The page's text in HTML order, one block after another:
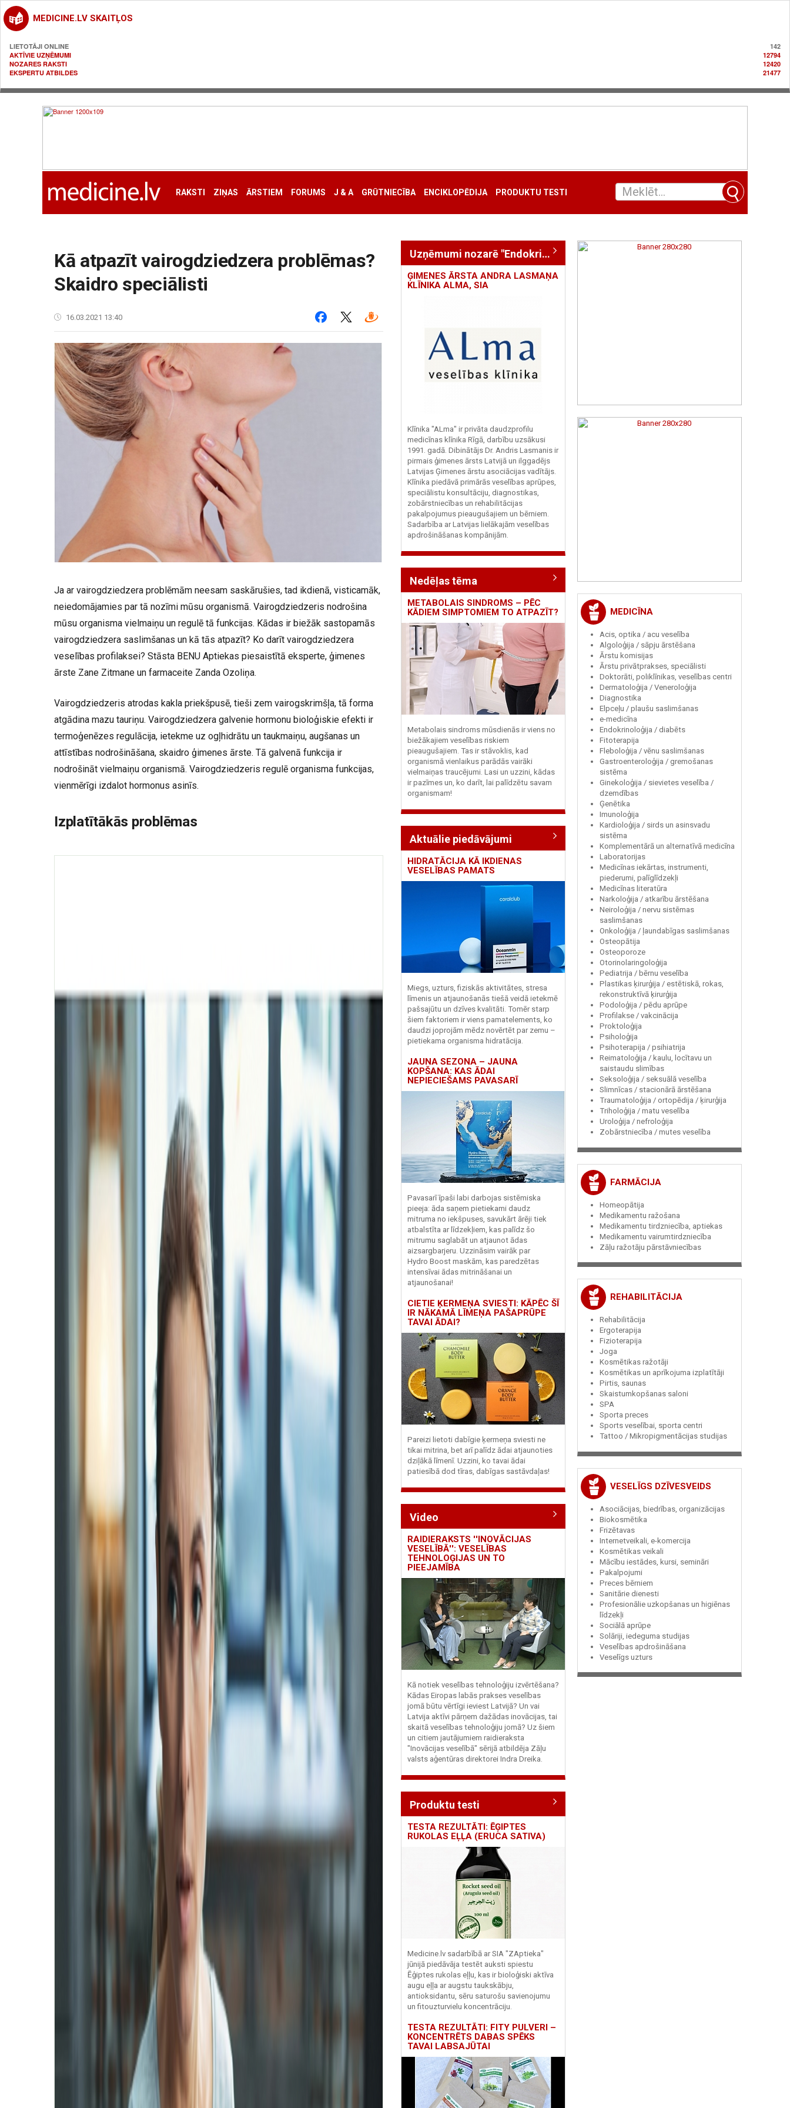
MEDICINE.LV SKAITĻOS
LIETOTĀJI ONLINE
142
AKTĪVIE UZŅĒMUMI
12794
NOZARES RAKSTI
12420
EKSPERTU ATBILDES
21477
RAKSTI ZIŅAS ĀRSTIEM FORUMS J & A GRŪTNIECĪBA ENCIKLOPĒDIJA PRODUKTU TESTI
Kā atpazīt vairogdziedzera problēmas?
Skaidro speciālisti
16.03.2021 13:40
Ja ar vairogdziedzera problēmām neesam saskārušies, tad ikdienā, visticamāk,
neiedomājamies par tā nozīmi mūsu organismā. Vairogdziedzeris nodrošina
mūsu organisma vielmaiņu un regulē tā funkcijas. Kādas ir biežāk sastopamās
vairogdziedzera saslimšanas un kā tās atpazīt? Ko darīt vairogdziedzera
veselības profilaksei? Stāsta BENU Aptiekas piesaistītā eksperte, ģimenes
ārste Zane Zitmane un farmaceite Zanda Ozoliņa.
Vairogdziedzeris atrodas kakla priekšpusē, tieši zem vairogskrimšļa, tā forma
atgādina mazu tauriņu. Vairogdziedzera galvenie hormonu bioloģiskie efekti ir
termoģenēzes regulācija, ietekme uz ogļhidrātu un taukmaiņu, augšanas un
attīstības nodrošināšana, skaidro ģimenes ārste. Tā galvenā funkcija ir
nodrošināt vielmaiņu organismā. Vairogdziedzeris regulē organisma funkcijas,
vienmērīgi izdalot hormonus asinīs.
Izplatītākās problēmas
Uzņēmumi nozarē "Endokrinoloģija / diabēts"
ĢIMENES ĀRSTA ANDRA LASMAŅA
KLĪNIKA ALMA, SIA
Klīnika "ALma" ir privāta daudzprofilu
medicīnas klīnika Rīgā, darbību uzsākusi
1991. gadā. Dibinātājs Dr. Andris Lasmanis ir
pirmais ģimenes ārsts Latvijā un ilggadējs
Latvijas Ģimenes ārstu asociācijas vadītājs.
Klīnika piedāvā primārās veselības aprūpes,
speciālistu konsultāciju, diagnostikas,
zobārstniecības un rehabilitācijas
pakalpojumus pieaugušajiem un bērniem.
Sadarbība ar Latvijas lielākajām veselības
apdrošināšanas kompānijām.
Nedēļas tēma
METABOLAIS SINDROMS – PĒC
KĀDIEM SIMPTOMIEM TO ATPAZĪT?
Metabolais sindroms mūsdienās ir viens no
biežākajiem veselības riskiem
pieaugušajiem. Tas ir stāvoklis, kad
organismā vienlaikus parādās vairāki
vielmaiņas traucējumi. Lasi un uzzini, kādas
ir pazīmes un, ko darīt, lai palīdzētu savam
organismam!
Aktuālie piedāvājumi
HIDRATĀCIJA KĀ IKDIENAS
VESELĪBAS PAMATS
Miegs, uzturs, fiziskās aktivitātes, stresa
līmenis un atjaunošanās tiešā veidā ietekmē
pašsajūtu un dzīves kvalitāti. Tomēr starp
šiem faktoriem ir viens pamatelements, ko
daudzi joprojām mēdz novērtēt par zemu –
pietiekama organisma hidratācija.
JAUNA SEZONA – JAUNA
KOPŠANA: KAS ĀDAI
NEPIECIEŠAMS PAVASARĪ
Pavasarī īpaši labi darbojas sistēmiska
pieeja: āda saņem pietiekami daudz
mitruma no iekšpuses, savukārt ārēji tiek
atbalstīta ar līdzekļiem, kas palīdz šo
mitrumu saglabāt un atjaunot ādas
aizsargbarjeru. Uzzināsim vairāk par
Hydro Boost maskām, kas paredzētas
intensīvai ādas mitrināšanai un
atjaunošanai!
CIETIE ĶERMEŅA SVIESTI: KĀPĒC ŠĪ
IR NĀKAMĀ LĪMEŅA PAŠAPRŪPE
TAVAI ĀDAI?
Pareizi lietoti dabīgie ķermeņa sviesti ne
tikai mitrina, bet arī palīdz ādai atjaunoties
dziļākā līmenī. Uzzini, ko tavai ādai
patiesībā dod tīras, dabīgas sastāvdaļas!
Video
RAIDIERAKSTS ''INOVĀCIJAS
VESELĪBĀ'': VESELĪBAS
TEHNOLOĢIJAS UN TO
PIEEJAMĪBA
Kā notiek veselības tehnoloģiju izvērtēšana?
Kādas Eiropas labās prakses veselības
jomā būtu vērtīgi ieviest Latvijā? Un vai
Latvija aktīvi pārņem dažādas inovācijas, tai
skaitā veselības tehnoloģiju jomā? Uz šiem
un citiem jautājumiem raidieraksta
"Inovācijas veselībā" sērijā atbildēja Zāļu
valsts aģentūras direktorei Indra Dreika.
Produktu testi
TESTA REZULTĀTI: ĒĢIPTES
RUKOLAS EĻĻA (ERUCA SATIVA)
Medicine.lv sadarbībā ar SIA "ZAptieka"
jūnijā piedāvāja testēt auksti spiestu
Ēģiptes rukolas eļļu, kas ir bioloģiski aktīva
augu eļļa ar augstu taukskābju,
antioksidantu, sēru saturošu savienojumu
un fitouzturvielu koncentrāciju.
TESTA REZULTĀTI: FITY PULVERI –
KONCENTRĒTS DABAS SPĒKS
TAVAI LABSAJŪTAI
MEDICĪNA
Acis, optika / acu veselība
Algoloģija / sāpju ārstēšana
Ārstu komisijas
Ārstu privātprakses, speciālisti
Doktorāti, poliklīnikas, veselības centri
Dermatoloģija / Veneroloģija
Diagnostika
Elpceļu / plaušu saslimšanas
e-medicīna
Endokrinoloģija / diabēts
Fitoterapija
Fleboloģija / vēnu saslimšanas
Gastroenteroloģija / gremošanas
sistēma
Ginekoloģija / sievietes veselība /
dzemdības
Ģenētika
Imunoloģija
Kardioloģija / sirds un asinsvadu
sistēma
Komplementārā un alternatīvā medicīna
Laboratorijas
Medicīnas iekārtas, instrumenti,
piederumi, palīglīdzekļi
Medicīnas literatūra
Narkoloģija / atkarību ārstēšana
Neiroloģija / nervu sistēmas
saslimšanas
Onkoloģija / ļaundabīgas saslimšanas
Osteopātija
Osteoporoze
Otorinolaringoloģija
Pediatrija / bērnu veselība
Plastikas ķirurģija / estētiskā, rokas,
rekonstruktīvā ķirurģija
Podoloģija / pēdu aprūpe
Profilakse / vakcinācija
Proktoloģija
Psiholoģija
Psihoterapija / psihiatrija
Reimatoloģija / kaulu, locītavu un
saistaudu slimības
Seksoloģija / seksuālā veselība
Slimnīcas / stacionārā ārstēšana
Traumatoloģija / ortopēdija / ķirurģija
Triholoģija / matu veselība
Uroloģija / nefroloģija
Zobārstniecība / mutes veselība
FARMĀCIJA
Homeopātija
Medikamentu ražošana
Medikamentu tirdzniecība, aptiekas
Medikamentu vairumtirdzniecība
Zāļu ražotāju pārstāvniecības
REHABILITĀCIJA
Rehabilitācija
Ergoterapija
Fizioterapija
Joga
Kosmētikas ražotāji
Kosmētikas un aprīkojuma izplatītāji
Pirtis, saunas
Skaistumkopšanas saloni
SPA
Sporta preces
Sports veselībai, sporta centri
Tattoo / Mikropigmentācijas studijas
VESELĪGS DZĪVESVEIDS
Asociācijas, biedrības, organizācijas
Biokosmētika
Frizētavas
Internetveikali, e-komercija
Kosmētikas veikali
Mācību iestādes, kursi, semināri
Pakalpojumi
Preces bērniem
Sanitārie dienesti
Profesionālie uzkopšanas un higiēnas
līdzekļi
Sociālā aprūpe
Solāriji, iedeguma studijas
Veselības apdrošināšana
Veselīgs uzturs